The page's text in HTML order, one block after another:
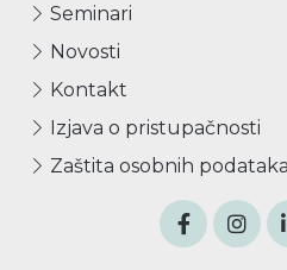
Seminari
Novosti
Kontakt
Izjava o pristupačnosti
Zaštita osobnih podataka